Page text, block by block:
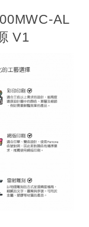
AL
V1